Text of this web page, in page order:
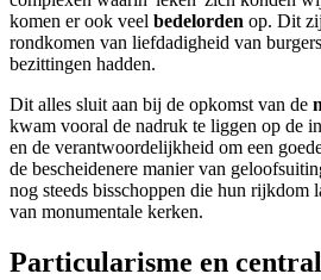
komen er ook veel bedelorden op. Dit
rondkomen van liefdadigheid van
bezittingen hadden.
Dit alles sluit aan bij de opkomst van de
kwam vooral de nadruk te liggen op de
en de verantwoordelijkheid om een
de bescheidenere manier van
nog steeds bisschoppen die hun rijkdom
van monumentale kerken.
Particularisme en